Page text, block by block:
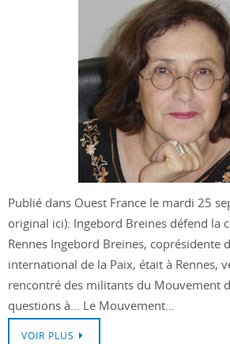
Publié dans Ouest France le mardi 25
original ici): Ingebord Breines défend la
Rennes Ingebord Breines, coprésidente
international de la Paix, était à Rennes,
rencontré des militants du Mouvement
questions à… Le Mouvement…
VOIR PLUS